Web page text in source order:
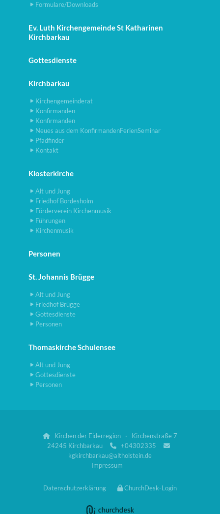
Formulare/Downloads
Ev. Luth Kirchengemeinde St Katharinen
Kirchbarkau
Gottesdienste
Kirchbarkau
Kirchengemeinderat
Konfirmanden
Konfirmanden
Neues aus dem KonfirmandenFerienSeminar
Pfadfinder
Kontakt
Klosterkirche
Alt und Jung
Friedhof Bordesholm
Förderverein Kirchenmusik
Führungen
Kirchenmusik
Personen
St. Johannis Brügge
Alt und Jung
Friedhof Brügge
Gottesdienste
Personen
Thomaskirche Schulensee
Alt und Jung
Gottesdienste
Personen

Kirchen der Eiderregion · Kirchenstraße 7
24245 Kirchbarkau
 +04302335 
kgkirchbarkau@altholstein.de
Impressum
Datenschutzerklärung ChurchDesk-Login